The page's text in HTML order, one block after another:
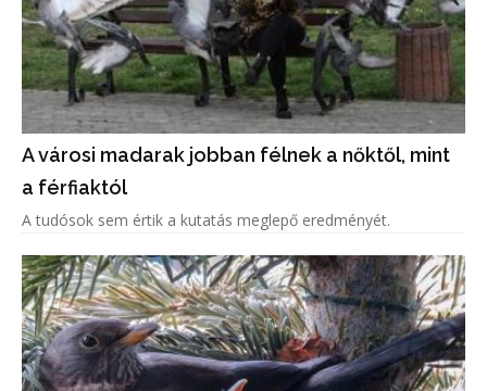
A városi madarak jobban félnek a nőktől, mint
a férfiaktól
A tudósok sem értik a kutatás meglepő eredményét.